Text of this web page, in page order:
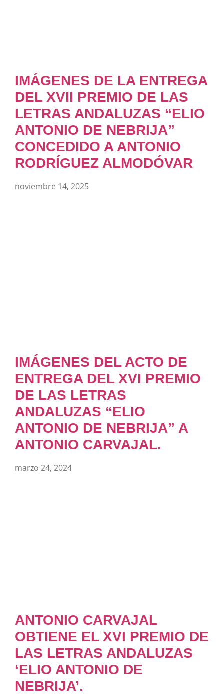
IMÁGENES DE LA ENTREGA
DEL XVII PREMIO DE LAS
LETRAS ANDALUZAS “ELIO
ANTONIO DE NEBRIJA”
CONCEDIDO A ANTONIO
RODRÍGUEZ ALMODÓVAR
noviembre 14, 2025
IMÁGENES DEL ACTO DE
ENTREGA DEL XVI PREMIO
DE LAS LETRAS
ANDALUZAS “ELIO
ANTONIO DE NEBRIJA” A
ANTONIO CARVAJAL.
marzo 24, 2024
ANTONIO CARVAJAL
OBTIENE EL XVI PREMIO DE
LAS LETRAS ANDALUZAS
‘ELIO ANTONIO DE
NEBRIJA’.